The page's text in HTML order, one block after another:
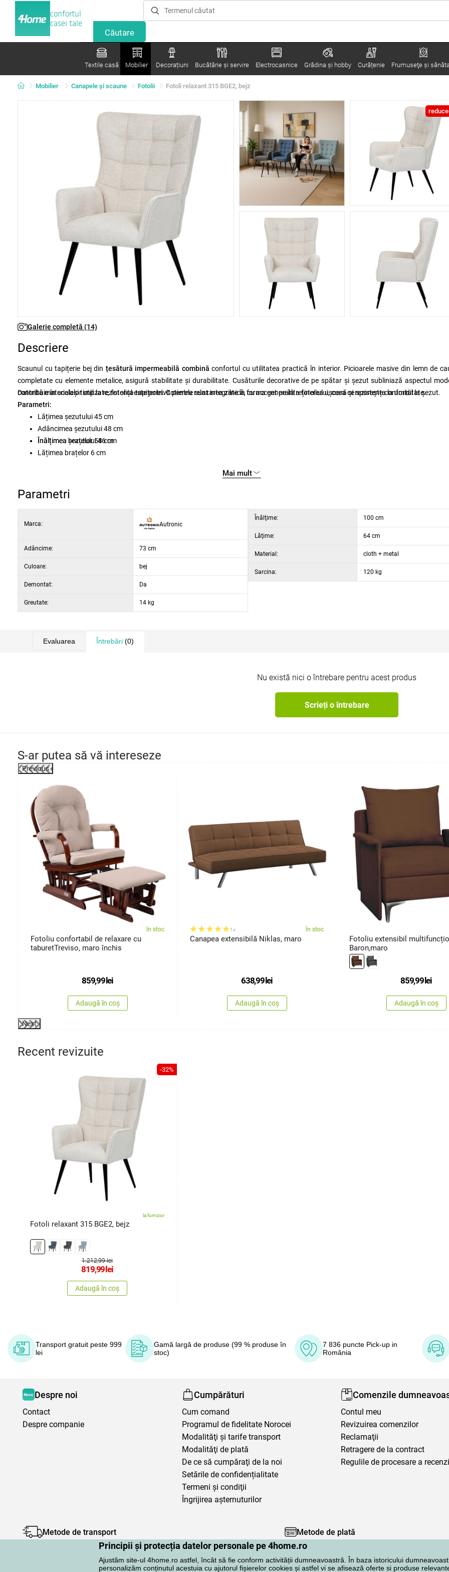
Principii și protecția datelor personale pe 4home.ro
Ajustăm site-ul 4home.ro astfel, încât să fie conform activității dumneavoastră. În baza istoricului
personalizăm conținutul acestuia cu ajutorul fișierelor cookies și astfel vi se afisează oferte si produse
confortul
casei tale
Textile casă Mobilier Decorațiuni Bucătărie și servire Electrocasnice Grădina şi hobby Curățenie Frumuseţe şi
Mobilier Canapele și scaune Fotolii Fotoli relaxant 315 BGE2, bejz
Galerie completă (14)
Descriere
Scaunul cu tapițerie bej din țesătură impermeabilă combină confortul cu utilitatea practică în interior. Picioarele masive din lemn de
completate cu elemente metalice, asigură stabilitate și durabilitate. Cusăturile decorative de pe spătar și șezut subliniază aspectul
contribuie în același timp la rezistența tapițeriei. Cotierele sunt integrate în forma generală a fotoliului, ceea ce sporește confortul la șezut.
Datorită materialelor utilizate, fotoliul este potrivit pentru relaxarea zilnică, cu accent pe întreținerea ușoară și rezistența la umiditate.
Parametri:
Lățimea șezutului45 cm
Adâncimea șezutului48 cm
Înălțimea șezutului46 cm
Înălțimea brațelor58 cm
Lățimea brațelor 6 cm
Mai mult
Parametri
Marca: Autronic
Adâncime: 73 cm
Culoare: bej
Demontat: Da
Greutate: 14 kg
Înălţime: 100 cm
Lăţime: 64 cm
Material: cloth + metal
Sarcina: 120 kg
Evaluarea Întrebări (0)
Nu există nici o întrebare pentru acest produs
Scrieți o întrebare
S-ar putea să vă intereseze
Previous
în stoc
Fotoliu confortabil de relaxare cu
taburetTreviso, maro închis
859,99lei
Adaugă în coș
1x în stoc
Canapea extensibilă Niklas, maro
638,99lei
Adaugă în coș
Fotoliu extensibil
Baron,maro
859,99lei
Adaugă în coș
Next
Recent revizuite
-32%
la furnizor
Fotoli relaxant 315 BGE2, bejz
1.212,99 lei
819,99lei
Adaugă în coș
Transport gratuit peste 999
lei
Gamă largă de produse (99 % produse în
stoc)
7 836 puncte Pick-up in
România
Despre noi
Contact
Despre companie
Cumpărături
Cum comand
Programul de fidelitate Norocei
Modalităţi şi tarife transport
Modalităţi de plată
De ce să cumpăraţi de la noi
Setările de confidențialitate
Termeni şi condiţii
Îngrijirea așternuturilor
Comenzile
Contul meu
Revizuirea comenzilor
Reclamaţii
Retragere de la contract
Regulile de procesare a
Metode de transport Metode de plată